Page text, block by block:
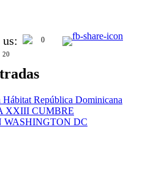
0
20
República Dominicana
XXIII CUMBRE
DC